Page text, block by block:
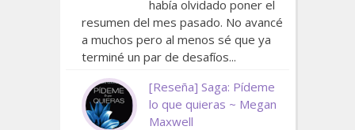
había olvidado poner el
resumen del mes pasado. No avancé
a muchos pero al menos sé que ya
terminé un par de desafíos...
[Reseña] Saga: Pídeme
lo que quieras ~ Megan
Maxwell